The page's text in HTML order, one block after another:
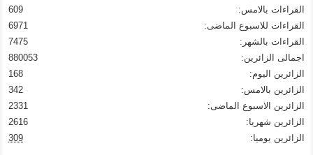
609
القراءات بالامس:
6971
القراءات للاسبوع الماضى:
7475
القراءات بالشهر:
880053
اجمالى الزائرين:
168
الزائرين اليوم:
342
الزائرين بالامس:
2331
الزائرين الاسبوع الماضى:
2616
الزائرين شهريا:
309
الزائرين يوميا: